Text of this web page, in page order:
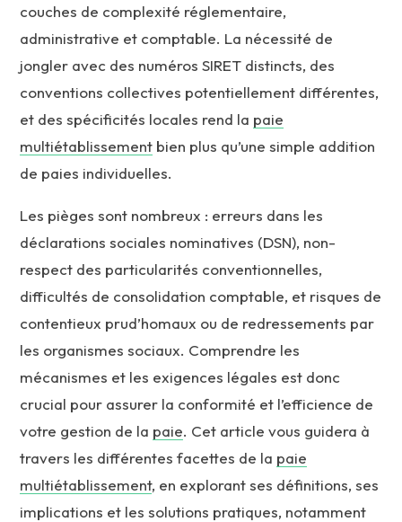
couches de complexité réglementaire,
administrative et comptable. La nécessité de
jongler avec des numéros SIRET distincts, des
conventions collectives potentiellement différentes,
et des spécificités locales rend la paie
multiétablissement bien plus qu’une simple addition
de paies individuelles.
Les pièges sont nombreux : erreurs dans les
déclarations sociales nominatives (DSN), non-
respect des particularités conventionnelles,
difficultés de consolidation comptable, et risques de
contentieux prud’homaux ou de redressements par
les organismes sociaux. Comprendre les
mécanismes et les exigences légales est donc
crucial pour assurer la conformité et l’efficience de
votre gestion de la paie. Cet article vous guidera à
travers les différentes facettes de la paie
multiétablissement, en explorant ses définitions, ses
implications et les solutions pratiques, notamment